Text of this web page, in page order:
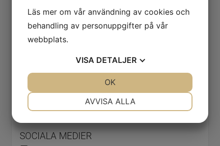
ÖPPETTIDER
Vardagar: Tis - Fre 11:00 - 20:00
Helger: Lördag: 17:00 - 21:00
Telefon: 040-304242
SOCIALA MEDIER
Läs mer om vår användning av cookies och
behandling av personuppgifter på vår
webbplats.
VISA DETALJER
MARKNADSFÖRING
AVVISA ALLA
OK